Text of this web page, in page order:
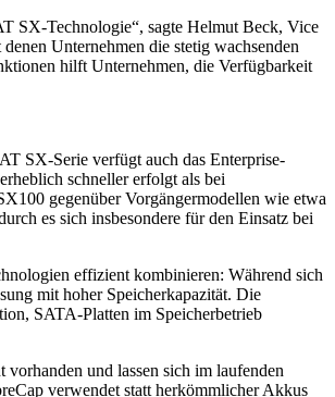
SX-Technologie“, sagte Helmut Beck, Vice
Unternehmen die stetig wachsenden
hilft Unternehmen, die Verfügbarkeit
SX-Serie verfügt auch das Enterprise-
schneller erfolgt als bei
gegenüber Vorgängermodellen wie etwa
es sich insbesondere für den Einsatz bei
effizient kombinieren: Während sich
mit hoher Speicherkapazität. Die
SATA-Platten im Speicherbetrieb
und lassen sich im laufenden
verwendet statt herkömmlicher Akkus